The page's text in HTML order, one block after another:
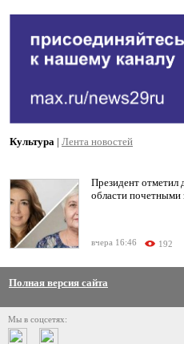
Культура | Лента новостей
Президент отметил
области почетными
вчера 16:46 192
Полная версия сайта
Мы в соцсетях: